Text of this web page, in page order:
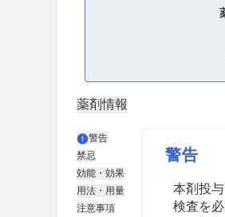
薬剤情報
警告
禁忌
効能・効果
用法・用量
注意事項
警告
本剤投
検査を